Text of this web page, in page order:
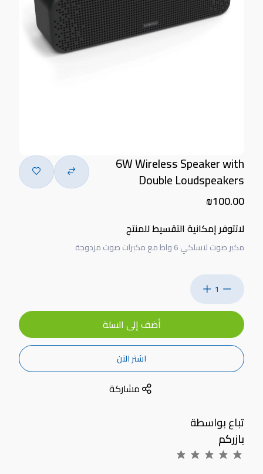
6W Wireless Speaker with
Double Loudspeakers
₪100.00
لاتتوفر إمكانية التقسيط للمنتج
مكبر صوت لاسلكي 6 واط مع مكبرات صوت مزدوجة
1
أضف إلى السلة
اشتر الآن
مشاركة
تباع بواسطة
بازركم